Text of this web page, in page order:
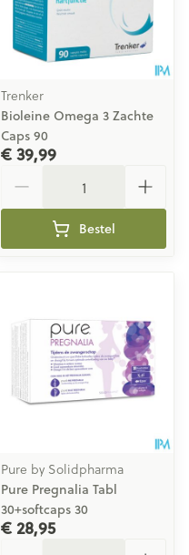
Trenker
Bioleine Omega 3 Zachte
Caps 90
€ 39,99
Bestel
Pure by Solidpharma
Pure Pregnalia Tabl
30+softcaps 30
€ 28,95